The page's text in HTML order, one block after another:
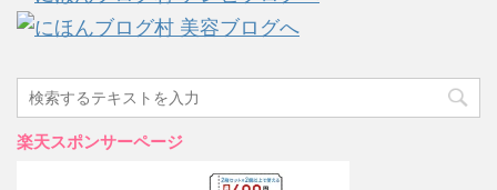
楽天スポンサーページ